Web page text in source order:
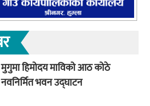
मुगुमा हिमोदय माविको आठ कोठे
नवनिर्मित भवन उद्घाटन